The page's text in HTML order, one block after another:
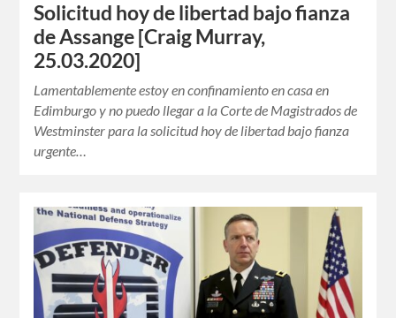
Solicitud hoy de libertad bajo fianza
de Assange [Craig Murray,
25.03.2020]
Lamentablemente estoy en confinamiento en casa en
Edimburgo y no puedo llegar a la Corte de Magistrados de
Westminster para la solicitud hoy de libertad bajo fianza
urgente…